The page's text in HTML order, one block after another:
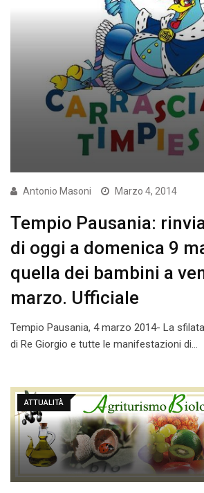
Antonio Masoni Marzo 4, 2014
Tempio Pausania:
di oggi a domenica 9
quella dei bambini a
marzo. Ufficiale
Tempio Pausania, 4 marzo 2014- La
di Re Giorgio e tutte le manifestazioni di…
ATTUALITÀ